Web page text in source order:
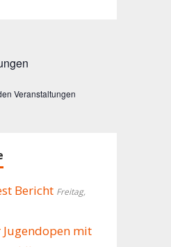
Veranstaltungen
Bericht Freitag,
mit